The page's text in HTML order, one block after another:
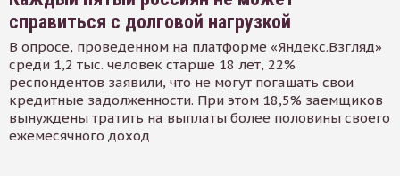
справиться с долговой нагрузкой
В опросе, проведенном на платформе «Яндекс.Взгляд»
среди 1,2 тыс. человек старше 18 лет, 22%
респондентов заявили, что не могут погашать свои
кредитные задолженности. При этом 18,5% заемщиков
вынуждены тратить на выплаты более половины своего
ежемесячного доход